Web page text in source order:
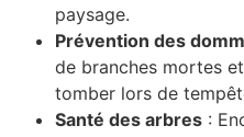
paysage.
Prévention des
de branches mortes
tomber lors de
Santé des arbres :